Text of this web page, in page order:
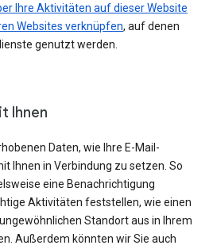
Ihre Aktivitäten auf dieser Website
Websites verknüpfen, auf denen
genutzt werden.
Ihnen
Daten, wie Ihre E-Mail-
Ihnen in Verbindung zu setzen. So
eine Benachrichtigung
Aktivitäten feststellen, wie einen
Standort aus in Ihrem
Außerdem könnten wir Sie auch